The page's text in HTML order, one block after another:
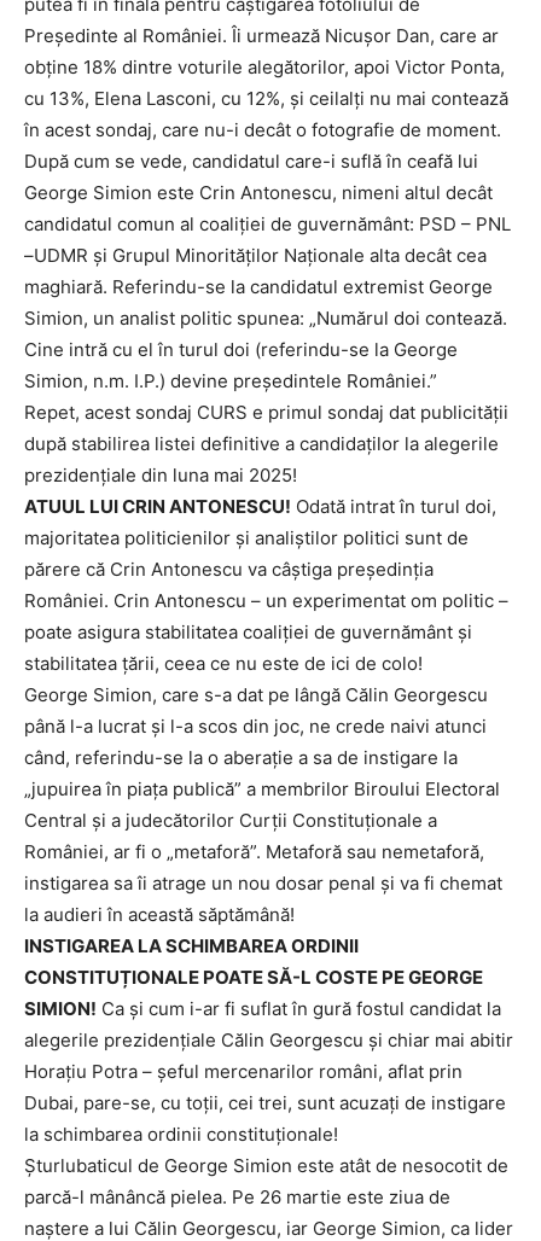
Președinte al României. Îi urmează Nicușor Dan, care ar
obține 18% dintre voturile alegătorilor, apoi Victor Ponta,
cu 13%, Elena Lasconi, cu 12%, și ceilalți nu mai contează
în acest sondaj, care nu-i decât o fotografie de moment.
După cum se vede, candidatul care-i suflă în ceafă lui
George Simion este Crin Antonescu, nimeni altul decât
candidatul comun al coaliției de guvernământ: PSD – PNL
–UDMR și Grupul Minorităților Naționale alta decât cea
maghiară. Referindu-se la candidatul extremist George
Simion, un analist politic spunea: „Numărul doi contează.
Cine intră cu el în turul doi (referindu-se la George
Simion, n.m. I.P.) devine președintele României.”
Repet, acest sondaj CURS e primul sondaj dat publicității
după stabilirea listei definitive a candidaților la alegerile
prezidențiale din luna mai 2025!
ATUUL LUI CRIN ANTONESCU! Odată intrat în turul doi,
majoritatea politicienilor și analiștilor politici sunt de
părere că Crin Antonescu va câștiga președinția
României. Crin Antonescu – un experimentat om politic –
poate asigura stabilitatea coaliției de guvernământ și
stabilitatea țării, ceea ce nu este de ici de colo!
George Simion, care s-a dat pe lângă Călin Georgescu
până l-a lucrat și l-a scos din joc, ne crede naivi atunci
când, referindu-se la o aberație a sa de instigare la
„jupuirea în piața publică” a membrilor Biroului Electoral
Central și a judecătorilor Curții Constituționale a
României, ar fi o „metaforă”. Metaforă sau nemetaforă,
instigarea sa îi atrage un nou dosar penal și va fi chemat
la audieri în această săptămână!
INSTIGAREA LA SCHIMBAREA ORDINII
CONSTITUȚIONALE POATE SĂ-L COSTE PE GEORGE
SIMION! Ca și cum i-ar fi suflat în gură fostul candidat la
alegerile prezidențiale Călin Georgescu și chiar mai abitir
Horațiu Potra – șeful mercenarilor români, aflat prin
Dubai, pare-se, cu toții, cei trei, sunt acuzați de instigare
la schimbarea ordinii constituționale!
Șturlubaticul de George Simion este atât de nesocotit de
parcă-l mânâncă pielea. Pe 26 martie este ziua de
naștere a lui Călin Georgescu, iar George Simion, ca lider